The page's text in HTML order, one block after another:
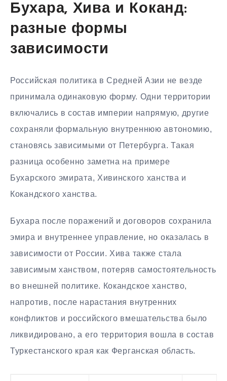
Бухара, Хива и Коканд:
разные формы
зависимости
Российская политика в Средней Азии не везде
принимала одинаковую форму. Одни территории
включались в состав империи напрямую, другие
сохраняли формальную внутреннюю автономию,
становясь зависимыми от Петербурга. Такая
разница особенно заметна на примере
Бухарского эмирата, Хивинского ханства и
Кокандского ханства.
Бухара после поражений и договоров сохранила
эмира и внутреннее управление, но оказалась в
зависимости от России. Хива также стала
зависимым ханством, потеряв самостоятельность
во внешней политике. Кокандское ханство,
напротив, после нарастания внутренних
конфликтов и российского вмешательства было
ликвидировано, а его территория вошла в состав
Туркестанского края как Ферганская область.